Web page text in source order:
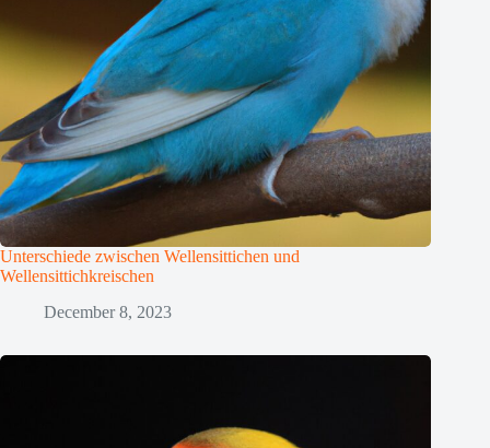
Unterschiede zwischen Wellensittichen und
Wellensittichkreischen
December 8, 2023